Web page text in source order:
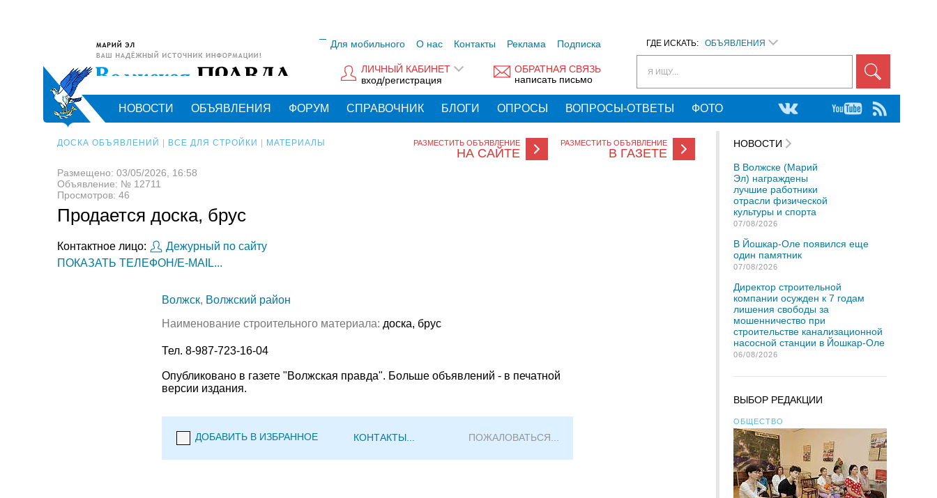
ГДЕ ИСКАТЬ: ОБЪЯВЛЕНИЯ
Я ИЩУ...
Для мобильного О нас Контакты Реклама Подписка
ОБРАТНАЯ СВЯЗЬ
написать письмо
ЛИЧНЫЙ КАБИНЕТ
вход/регистрация
НОВОСТИ ОБЪЯВЛЕНИЯ ФОРУМ СПРАВОЧНИК БЛОГИ ОПРОСЫ ВОПРОСЫ-ОТВЕТЫ ФОТО
РАЗМЕСТИТЬ ОБЪЯВЛЕНИЕ
НА САЙТЕ
РАЗМЕСТИТЬ ОБЪЯВЛЕНИЕ
В ГАЗЕТЕ
ДОСКА ОБЪЯВЛЕНИЙ ВСЕ ДЛЯ СТРОЙКИ МАТЕРИАЛЫ
Размещено: 03/05/2026, 16:58
Объявление: № 12711
Просмотров: 46
Продается доска, брус
Контактное лицо:
Дежурный по сайту
ПОКАЗАТЬ ТЕЛЕФОН/E-MAIL...
Волжск, Волжский район
Наименование строительного материала: доска, брус
Тел. 8-987-723-16-04
Опубликовано в газете "Волжская правда". Больше объявлений - в печатной
версии издания.
ДОБАВИТЬ В ИЗБРАННОЕ ПОЖАЛОВАТЬСЯ...
КОНТАКТЫ...
НОВОСТИ
В Волжске (Марий
Эл) награждены
лучшие работники
отрасли физической
культуры и спорта
07/08/2026
В Йошкар-Оле появился еще
один памятник
07/08/2026
Директор строительной
компании осужден к 7 годам
лишения свободы за
мошенничество при
строительстве канализационной
насосной станции в Йошкар-Оле
06/08/2026
ВЫБОР РЕДАКЦИИ
ОБЩЕСТВО